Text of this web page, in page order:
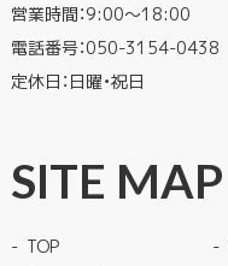
営業時間：9:00〜18:00
電話番号：050-3154-0438
定休日：日曜・祝日
SITE MAP
TOP